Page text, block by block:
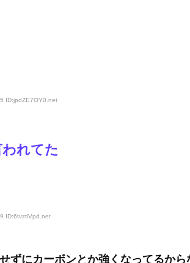
ID:jpdZE7OY0 .net
れてた
ID:6tvztlVpd.net
ずにカーボンとか強くなってるから